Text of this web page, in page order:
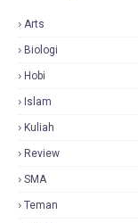
Arts
Biologi
Hobi
Islam
Kuliah
Review
SMA
Teman